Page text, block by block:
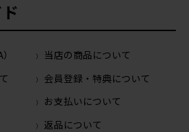
当店の商品について
会員登録・特典について
お支払いについて
返品について